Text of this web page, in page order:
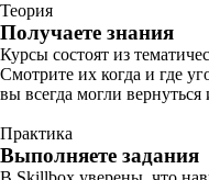
Теория
Получаете знания
Курсы состоят из
Смотрите их когда и где
вы всегда могли
Практика
Выполняете задания